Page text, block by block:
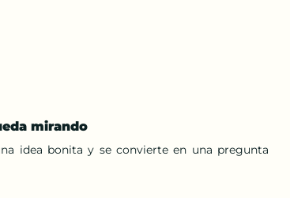
mirando
idea bonita y se convierte en una pregunta